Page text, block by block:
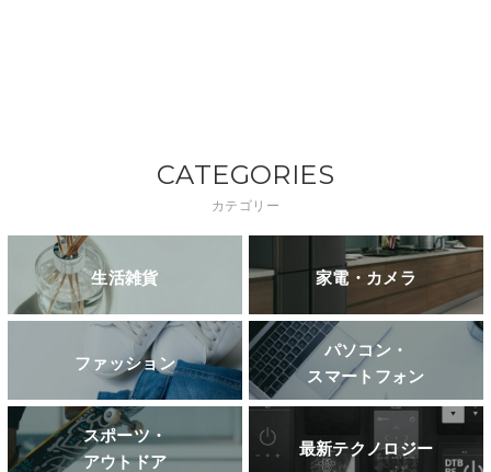
CATEGORIES
カテゴリー
生活雑貨 家電・カメラ
ファッション
パソコン・
スマートフォン
スポーツ・
アウトドア
最新テクノロジー